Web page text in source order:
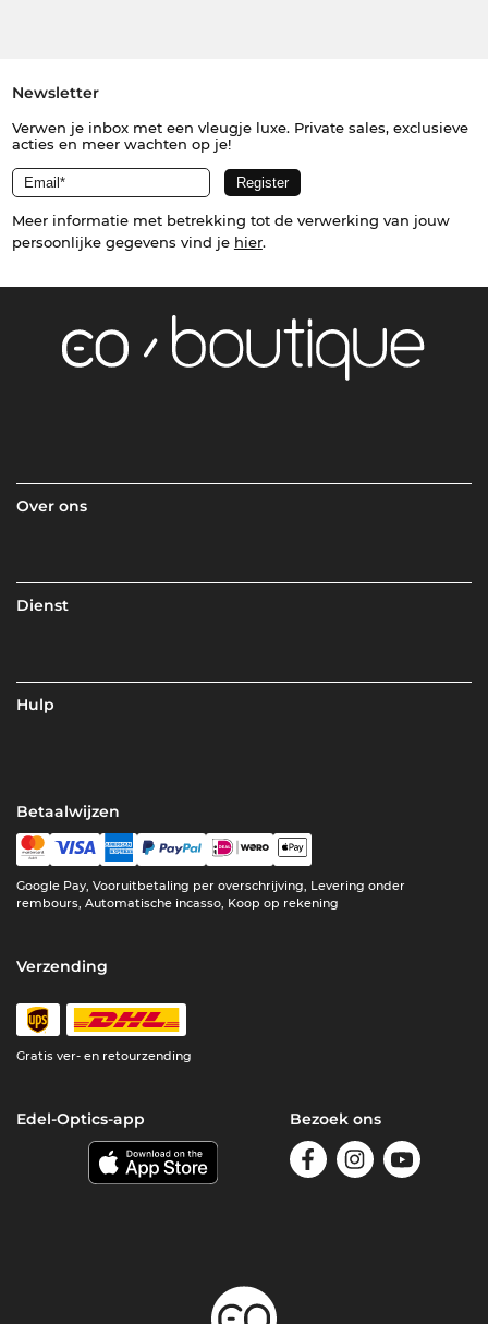
Newsletter
Verwen je inbox met een vleugje luxe. Private sales, exclusieve
acties en meer wachten op je!
Meer informatie met betrekking tot de verwerking van jouw
persoonlijke gegevens vind je hier.
Over ons
Dienst
Hulp
Betaalwijzen
Google Pay, Vooruitbetaling per overschrijving, Levering onder
rembours, Automatische incasso, Koop op rekening
Verzending
Gratis ver- en retourzending
Edel-Optics-app Bezoek ons